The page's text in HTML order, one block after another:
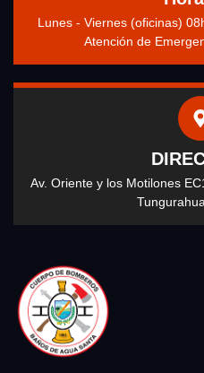
Lunes - Viernes (oficinas)
Atención de
Av. Oriente y los Motilones